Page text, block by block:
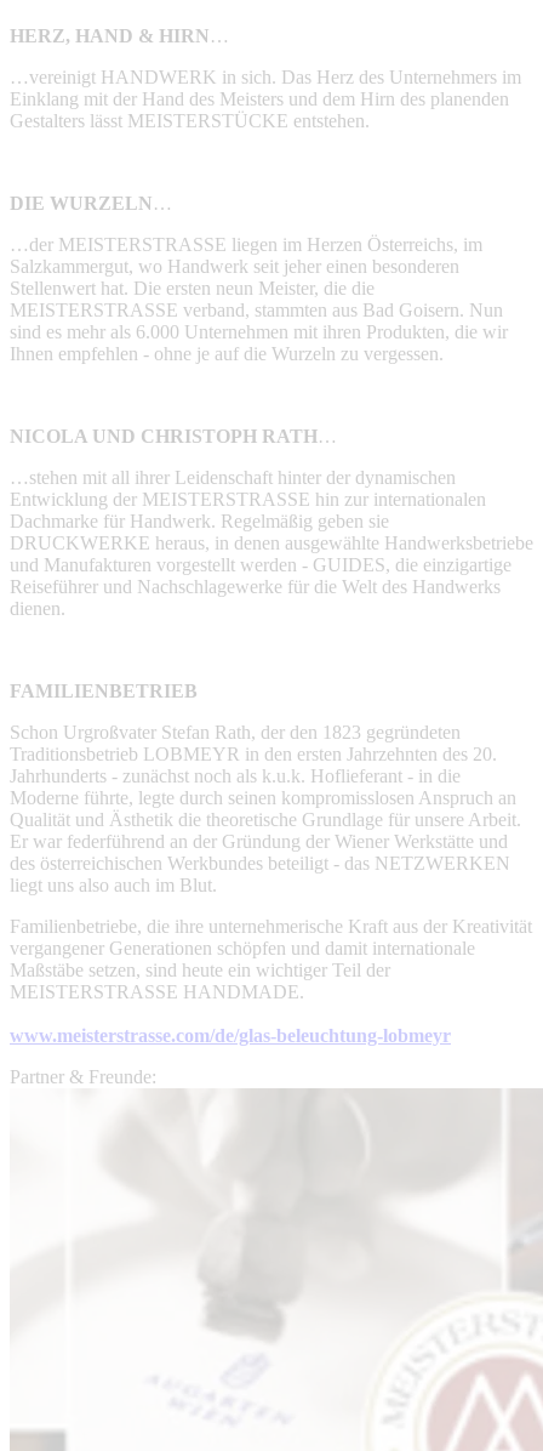
HERZ, HAND & HIRN…
…vereinigt HANDWERK in sich. Das Herz des Unternehmers im
Einklang mit der Hand des Meisters und dem Hirn des planenden
Gestalters lässt MEISTERSTÜCKE entstehen.
DIE WURZELN…
…der MEISTERSTRASSE liegen im Herzen Österreichs, im
Salzkammergut, wo Handwerk seit jeher einen besonderen
Stellenwert hat. Die ersten neun Meister, die die
MEISTERSTRASSE verband, stammten aus Bad Goisern. Nun
sind es mehr als 6.000 Unternehmen mit ihren Produkten, die wir
Ihnen empfehlen - ohne je auf die Wurzeln zu vergessen.
NICOLA UND CHRISTOPH RATH…
…stehen mit all ihrer Leidenschaft hinter der dynamischen
Entwicklung der MEISTERSTRASSE hin zur internationalen
Dachmarke für Handwerk. Regelmäßig geben sie
DRUCKWERKE heraus, in denen ausgewählte Handwerksbetriebe
und Manufakturen vorgestellt werden - GUIDES, die einzigartige
Reiseführer und Nachschlagewerke für die Welt des Handwerks
dienen.
FAMILIENBETRIEB
Schon Urgroßvater Stefan Rath, der den 1823 gegründeten
Traditionsbetrieb LOBMEYR in den ersten Jahrzehnten des 20.
Jahrhunderts - zunächst noch als k.u.k. Hoflieferant - in die
Moderne führte, legte durch seinen kompromisslosen Anspruch an
Qualität und Ästhetik die theoretische Grundlage für unsere Arbeit.
Er war federführend an der Gründung der Wiener Werkstätte und
des österreichischen Werkbundes beteiligt - das NETZWERKEN
liegt uns also auch im Blut.
Familienbetriebe, die ihre unternehmerische Kraft aus der Kreativität
vergangener Generationen schöpfen und damit internationale
Maßstäbe setzen, sind heute ein wichtiger Teil der
MEISTERSTRASSE HANDMADE.
www.meisterstrasse.com/de/glas-beleuchtung-lobmeyr
Partner & Freunde: